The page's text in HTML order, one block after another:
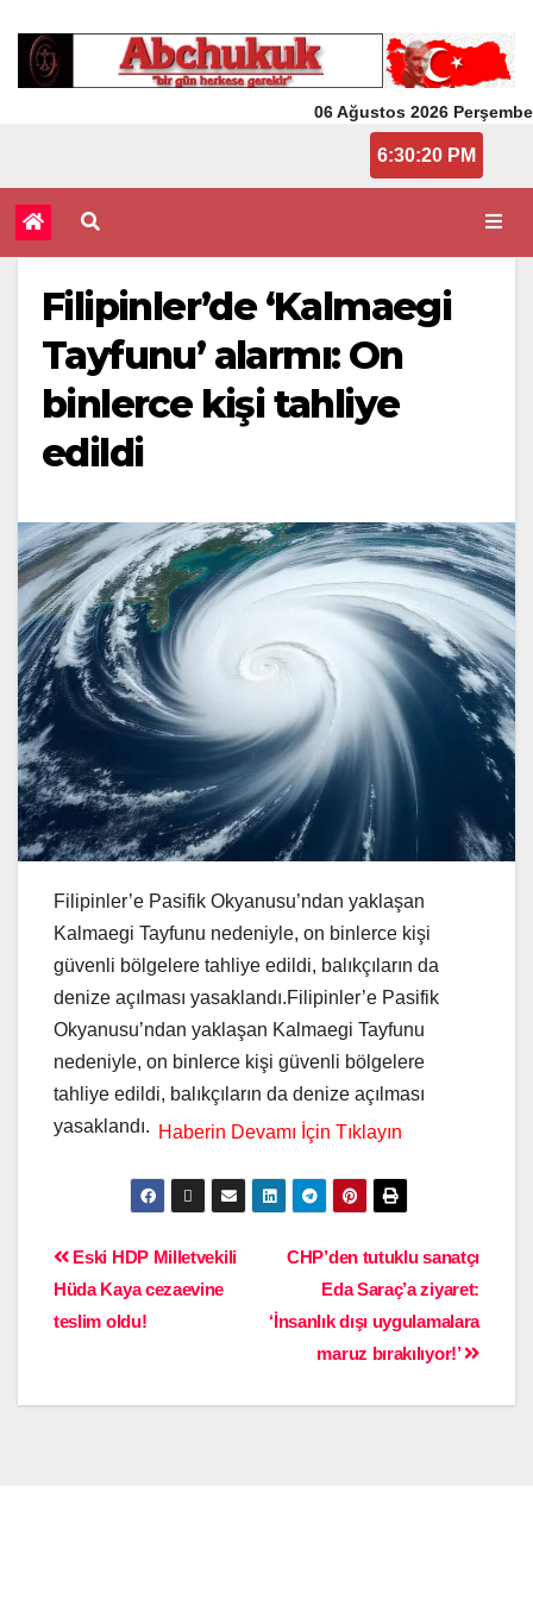
06 Ağustos 2026 Perşembe
6:30:20 PM
Filipinler’de ‘Kalmaegi
Tayfunu’ alarmı: On
binlerce kişi tahliye
edildi
Filipinler’e Pasifik Okyanusu’ndan yaklaşan
Kalmaegi Tayfunu nedeniyle, on binlerce kişi
güvenli bölgelere tahliye edildi, balıkçıların da
denize açılması yasaklandı.Filipinler’e Pasifik
Okyanusu’ndan yaklaşan Kalmaegi Tayfunu
nedeniyle, on binlerce kişi güvenli bölgelere
tahliye edildi, balıkçıların da denize açılması
yasaklandı.
CHP’den tutuklu sanatçı
Eda Saraç’a ziyaret:
‘İnsanlık dışı uygulamalara
maruz bırakılıyor!’
Eski HDP Milletvekili
Hüda Kaya cezaevine
teslim oldu!